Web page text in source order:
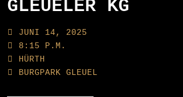
LEUELER KG
JUNI 14, 2025
8:15 P.M.
HÜRTH
BURGPARK GLEUEL